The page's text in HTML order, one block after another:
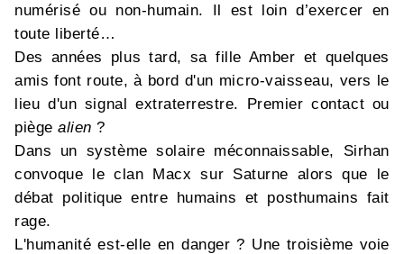
numérisé ou non-humain. Il est loin d’exercer en
toute liberté…
Des années plus tard, sa fille Amber et quelques
amis font route, à bord d'un micro-vaisseau, vers le
lieu d'un signal extraterrestre. Premier contact ou
piègealien ?
Dans un système solaire méconnaissable, Sirhan
convoque le clan Macx sur Saturne alors que le
débat politique entre humains et posthumains fait
rage.
L'humanité est-elle en danger ? Une troisième voie